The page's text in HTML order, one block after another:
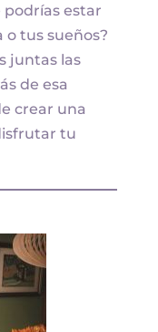
podrías estar
tus sueños?
juntas las
de esa
crear una
tu